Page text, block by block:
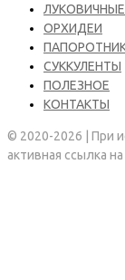
ЛУКОВИЧНЫЕ
ОРХИДЕИ
СУККУЛЕНТЫ
ПОЛЕЗНОЕ
КОНТАКТЫ
© 2020-2026 | При
активная ссылка